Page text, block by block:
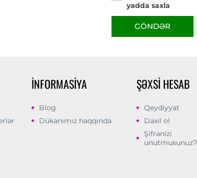
yadda saxla
GÖNDƏR
İNFORMASIYA
Blog
Dükanımız haqqında
ŞƏXSI HESAB
Qeydiyyat
Daxil ol
Şifrənizi
unutmusunuz?